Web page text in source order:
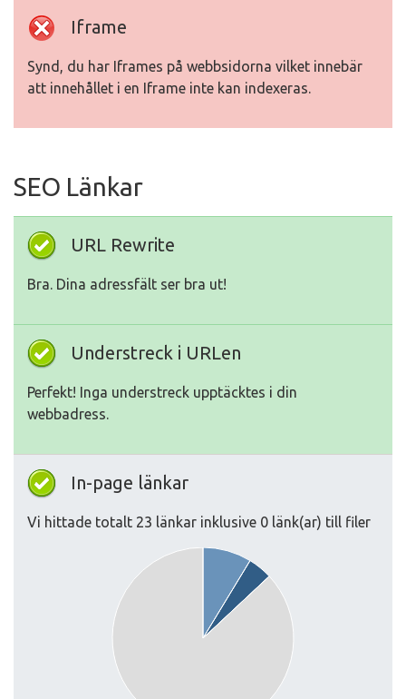
Iframe
Synd, du har Iframes på webbsidorna vilket innebär
att innehållet i en Iframe inte kan indexeras.
SEO Länkar
URL Rewrite
Bra. Dina adressfält ser bra ut!
Understreck i URLen
Perfekt! Inga understreck upptäcktes i din
webbadress.
In-page länkar
Vi hittade totalt 23 länkar inklusive 0 länk(ar) till filer